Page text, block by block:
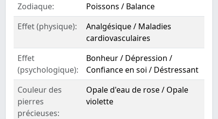
Zodiaque:
Poissons / Balance
Effet (physique):
Analgésique / Maladies
cardiovasculaires
Effet
(psychologique):
Bonheur / Dépression /
Confiance en soi / Déstressant
Couleur des
pierres
précieuses:
Opale d'eau de rose / Opale
violette